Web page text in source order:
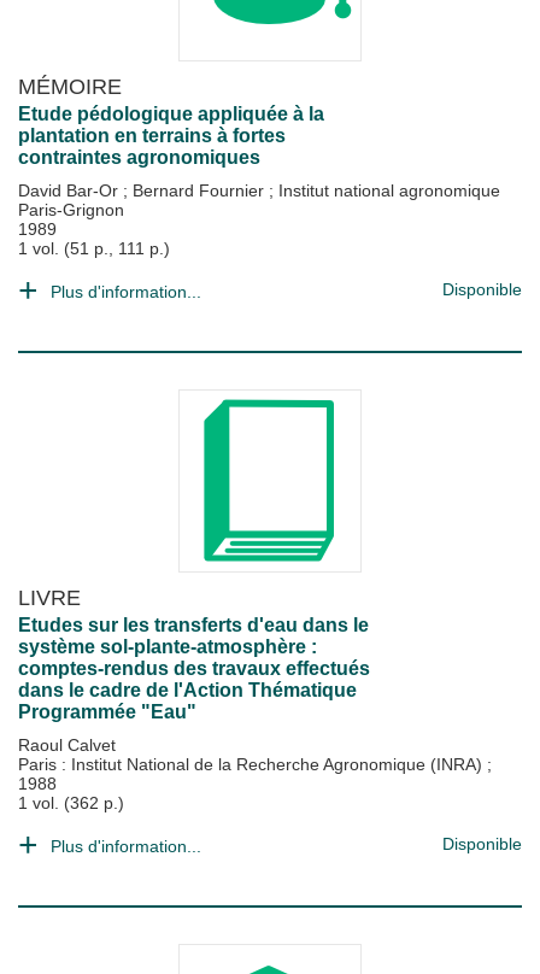
MÉMOIRE
Etude pédologique appliquée à la
plantation en terrains à fortes
contraintes agronomiques
David Bar-Or ; Bernard Fournier ; Institut national agronomique
Paris-Grignon
1989
1 vol. (51 p., 111 p.)
Plus d'information... Disponible
LIVRE
Etudes sur les transferts d'eau dans le
système sol-plante-atmosphère :
comptes-rendus des travaux effectués
dans le cadre de l'Action Thématique
Programmée "Eau"
Raoul Calvet
Paris : Institut National de la Recherche Agronomique (INRA) ;
1988
1 vol. (362 p.)
Plus d'information... Disponible